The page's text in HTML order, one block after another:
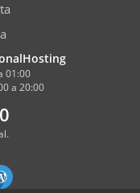
01:00
a 20:00